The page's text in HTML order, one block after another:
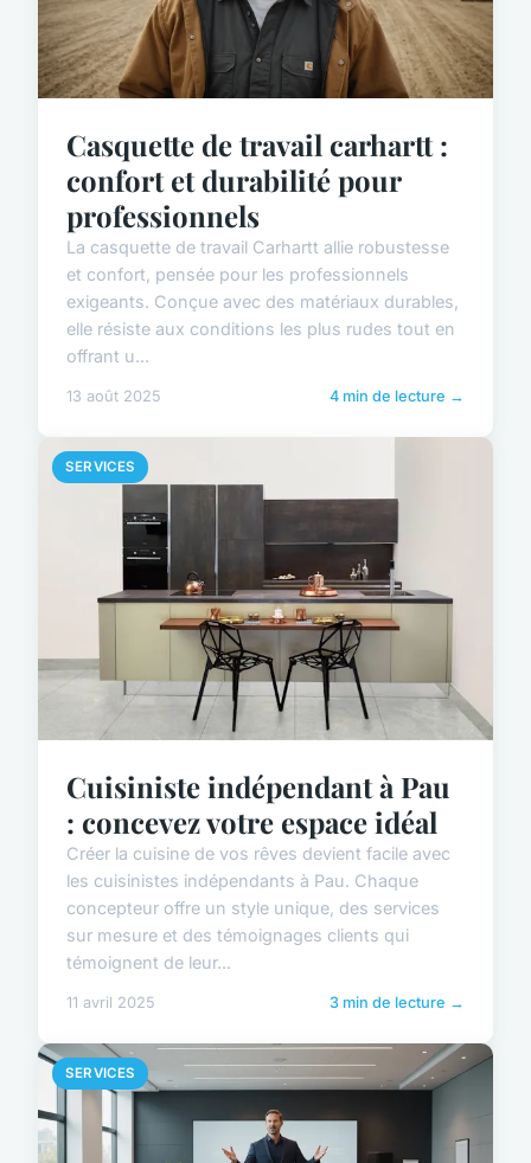
Casquette de travail carhartt :
confort et durabilité pour
professionnels
La casquette de travail Carhartt allie robustesse
et confort, pensée pour les professionnels
exigeants. Conçue avec des matériaux durables,
elle résiste aux conditions les plus rudes tout en
offrant u...
13 août 2025 4 min de lecture →
SERVICES
Cuisiniste indépendant à Pau
: concevez votre espace idéal
Créer la cuisine de vos rêves devient facile avec
les cuisinistes indépendants à Pau. Chaque
concepteur offre un style unique, des services
sur mesure et des témoignages clients qui
témoignent de leur...
11 avril 2025 3 min de lecture →
SERVICES